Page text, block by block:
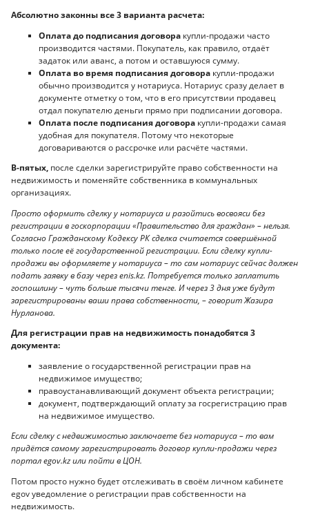
Абсолютно законны все 3 варианта расчета:
Оплата до подписания договора купли-продажи часто
производится частями. Покупатель, как правило, отдаёт
задаток или аванс, а потом и оставшуюся сумму.
Оплата во время подписания договора купли-продажи
обычно производится у нотариуса. Нотариус сразу делает в
документе отметку о том, что в его присутствии продавец
отдал покупателю деньги прямо при подписании договора.
Оплата после подписания договора купли-продажи самая
удобная для покупателя. Потому что некоторые
договариваются о рассрочке или расчёте частями.
В-пятых, после сделки зарегистрируйте право собственности на
недвижимость и поменяйте собственника в коммунальных
организациях.
Просто оформить сделку у нотариуса и разойтись восвояси без
регистрации в госкорпорации «Правительство для граждан» – нельзя.
Согласно Гражданскому Кодексу РК сделка считается совершённой
только после её государственной регистрации. Если сделку купли-
продажи вы оформляете у нотариуса – то сам нотариус сейчас должен
подать заявку в базу через enis.kz. Потребуется только заплатить
госпошлину – чуть больше тысячи тенге. И через 3 дня уже будут
зарегистрированы ваши права собственности, – говорит Жазира
Нурланова.
Для регистрации прав на недвижимость понадобятся 3
документа:
заявление о государственной регистрации прав на
недвижимое имущество;
правоустанавливающий документ объекта регистрации;
документ, подтверждающий оплату за госрегистрацию прав
на недвижимое имущество.
Если сделку с недвижимостью заключаете без нотариуса – то вам
придётся самому зарегистрировать договор купли-продажи через
портал egov.kz или пойти в ЦОН.
Потом просто нужно будет отслеживать в своём личном кабинете
egov уведомление о регистрации прав собственности на
недвижимость.